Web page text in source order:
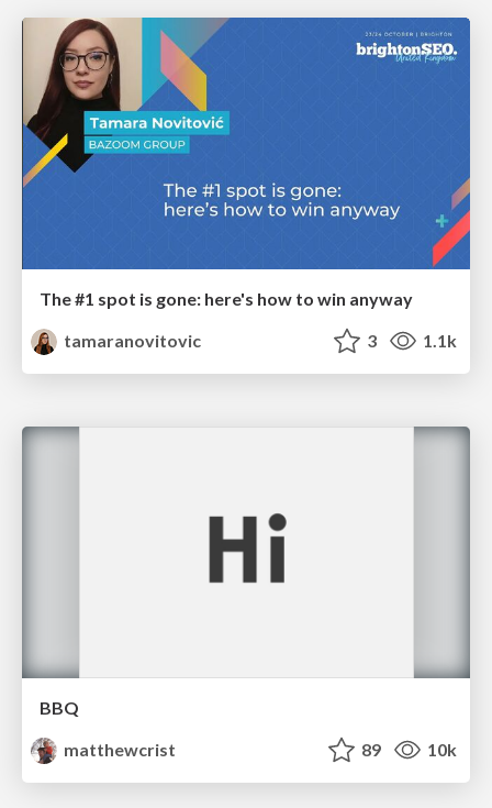
The #1 spot is gone: here's how to win anyway
tamaranovitovic
3 1.1k
BBQ
matthewcrist
89 10k